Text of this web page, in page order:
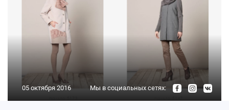
05 октября 2016 Мы в социальных сетях: